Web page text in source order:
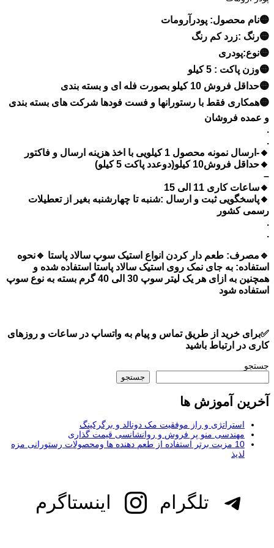
🟡نام محصول: پودرآرومات
🟡رنگ :زرد کم رنگ
🟡نوع:پودری
🟡وزن پاکت : 5 کیلو
🟡حداقل فروش 10 کیلو بصورت فله ای و بسته بندی
🟡همکاری فقط با رستورانها و فست فودها شرکت های بسته بندی
و عمده فروشان
.
.
🔸-ارسال نمونه محصول 1 کیلویی با اخذ هزینه ارسال و فاکتور
🔸حداقل فروش10 کیلو(دوعدد پاکت 5 کیلو)
–
🔸ساعات کاری 11 الی 15
🔸پاسخگویی ثبت و ارسال :شنبه تا چهارشنبه بغیر از تعطیلات
رسمی کشور
.
.
🔹مصرف: طعم دار کردن انواع استیک سوپ سالاد پاستا 🔹نحوه
استفاده: به جای نمک روی استیک سالاد پاستا استفاده شده و
همچنین به ازای هر یک لیتر سوپ 30 الی 40 گرم بسته به نوع سوپ
استفاده شود
✅برای خرید از طریق تماس و پیام به واتساپ در ساعات و روزهای
کاری در ارتباط باشید
جستجو
جستجو
آخرین آموزش ها
استراتژی و راز موفقیت مک دونالد و برگرکینگ
مهندسی منو پر فروش و روانشانسی قیمت گذاری
10 مزیت برتر استفاده از طعم دهنده ها ومحصولات رستورانی مزه
لذیذ
تلگرام اینستاگرم